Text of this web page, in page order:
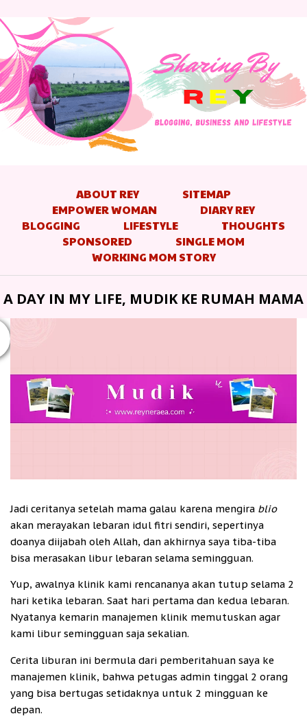
ABOUT REY
SITEMAP
EMPOWER WOMAN
DIARY REY
BLOGGING
LIFESTYLE
THOUGHTS
SPONSORED
SINGLE MOM
WORKING MOM STORY
A DAY IN MY LIFE, MUDIK KE RUMAH MAMA
Jadi ceritanya setelah mama galau karena mengira blio
akan merayakan lebaran idul fitri sendiri, sepertinya
doanya diijabah oleh Allah, dan akhirnya saya tiba-tiba
bisa merasakan libur lebaran selama semingguan.
Yup, awalnya klinik kami rencananya akan tutup selama 2
hari ketika lebaran. Saat hari pertama dan kedua lebaran.
Nyatanya kemarin manajemen klinik memutuskan agar
kami libur semingguan saja sekalian.
Cerita liburan ini bermula dari pemberitahuan saya ke
manajemen klinik, bahwa petugas admin tinggal 2 orang
yang bisa bertugas setidaknya untuk 2 mingguan ke
depan.